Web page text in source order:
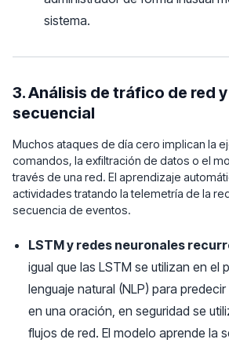
sistema.
3. Análisis de tráfico de red
secuencial
Muchos ataques de día cero implican la
comandos, la exfiltración de datos o el
través de una red. El aprendizaje
actividades tratando la telemetría de la
secuencia de eventos.
LSTM y redes neuronales
igual que las LSTM se utilizan en el
lenguaje natural (NLP) para
en una oración, en seguridad se
flujos de red. El modelo aprende la